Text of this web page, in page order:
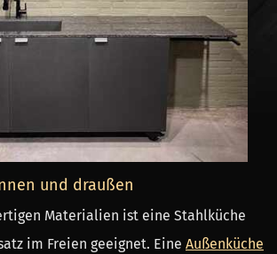
und draußen
Materialien ist eine Stahlküche
im Freien geeignet. Eine Außenküche